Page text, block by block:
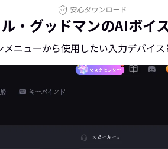
・グッドマンのAIボイ
メニューから使用したい入力デバイス